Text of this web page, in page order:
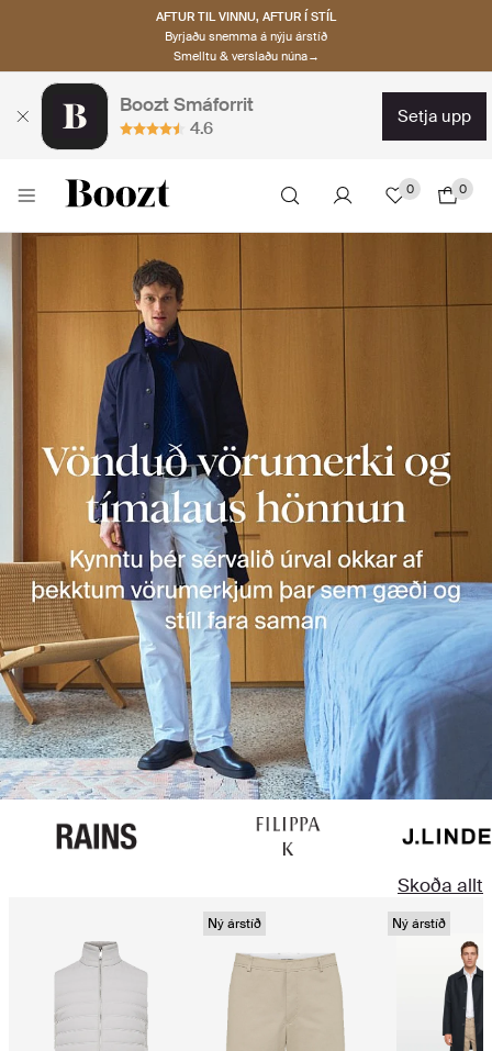
AFTUR TIL VINNU, AFTUR Í STÍL
Byrjaðu snemma á nýju árstíð
Smelltu & verslaðu núna→
Boozt Smáforrit
4.6
setja upp
0 0
Skoða allt
Ný árstíð Ný árstíð